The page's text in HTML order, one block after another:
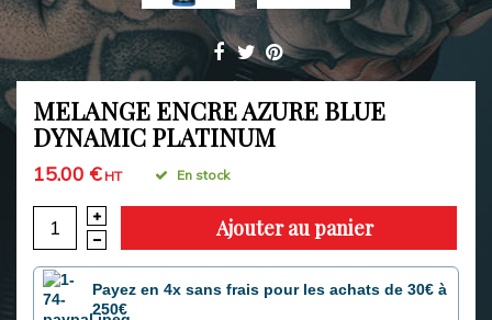
MELANGE ENCRE AZURE BLUE
DYNAMIC PLATINUM
15.00 €HT En stock
Ajouter au panier
Payez en 4x sans frais pour les achats de 30€ à
250€